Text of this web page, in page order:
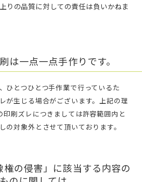
りの品質に対しての責任は負いかねま
は一点一点手作りです。
ひとつひとつ手作業で行っているた
が生じる場合がございます。上記の理
刷ズレにつきましては許容範囲内と
の対象外とさせて頂いております。
権の侵害」に該当する内容の